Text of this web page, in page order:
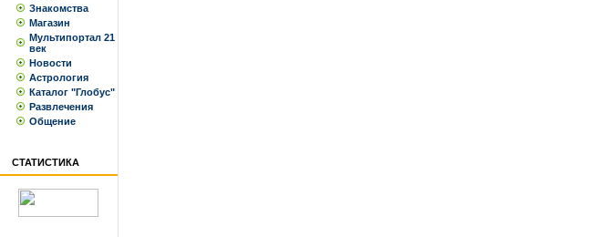
Знакомства
Магазин
Мультипортал 21
век
Новости
Астрология
Каталог "Глобус"
Развлечения
Общение
СТАТИСТИКА